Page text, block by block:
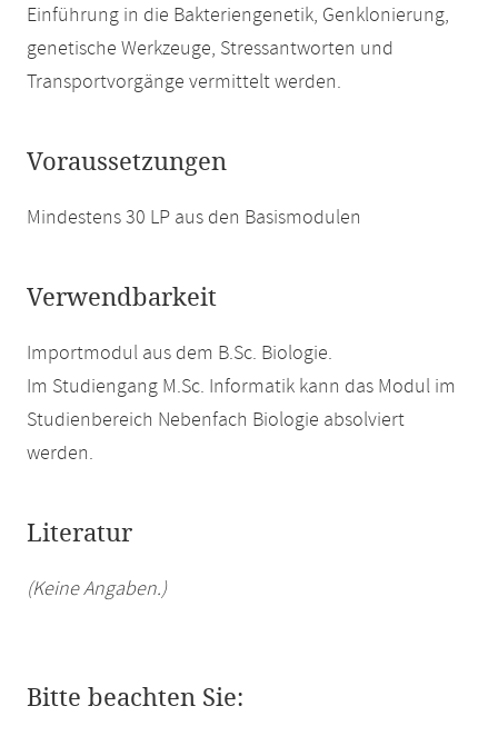
Einführung in die Bakteriengenetik, Genklonierung,
genetische Werkzeuge, Stressantworten und
Transportvorgänge vermittelt werden.
Voraussetzungen
Mindestens 30 LP aus den Basismodulen
Verwendbarkeit
Importmodul aus dem B.Sc. Biologie.
Im Studiengang M.Sc. Informatik kann das Modul im
Studienbereich Nebenfach Biologie absolviert
werden.
Literatur
(Keine Angaben.)
Bitte beachten Sie: